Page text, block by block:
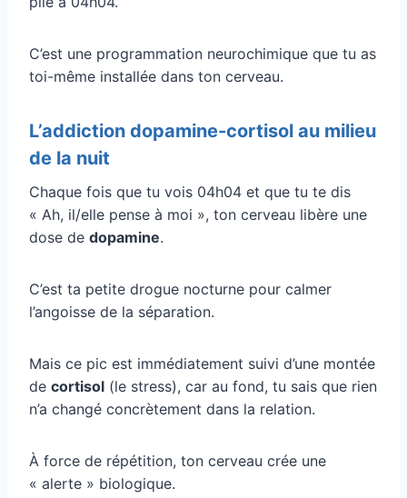
C’est une programmation neurochimique que tu as
toi-même installée dans ton cerveau.
L’addiction dopamine-cortisol au milieu
de la nuit
Chaque fois que tu vois 04h04 et que tu te dis
« Ah, il/elle pense à moi », ton cerveau libère une
dose de dopamine.
C’est ta petite drogue nocturne pour calmer
l’angoisse de la séparation.
Mais ce pic est immédiatement suivi d’une montée
de cortisol (le stress), car au fond, tu sais que rien
n’a changé concrètement dans la relation.
À force de répétition, ton cerveau crée une
« alerte » biologique.